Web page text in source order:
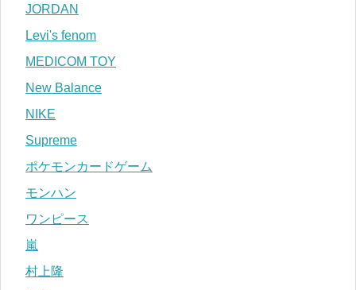
JORDAN
Levi's fenom
MEDICOM TOY
New Balance
NIKE
Supreme
ポケモンカードゲーム
モンハン
ワンピース
嵐
村上隆